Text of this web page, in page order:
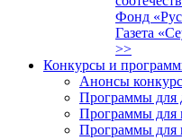
Фонд
Газета
>>
Конкурсы и
Анонсы
Программы для
Программы для
Программы для